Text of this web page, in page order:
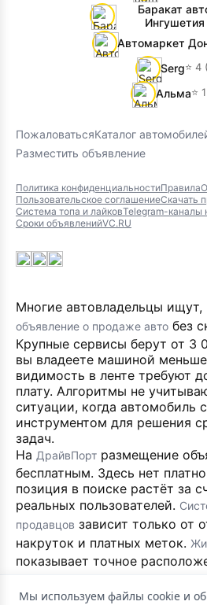
Баракат
Ингушетия
Автомаркет
Serg⭐ 4
Альма⭐
ПожаловатьсяКаталог
Разместить объявление
Политика конфиденциальностиПравила
Пользовательское соглашениеСкачать
Система топа и лайковTelegram-каналы
Сроки объявленийVC.RU
Многие автовладельцы ищут,
объявление о продаже авто без
Крупные сервисы берут от 3
вы владеете машиной
видимость в ленте требуют
плату. Алгоритмы не
ситуации, когда автомобиль
инструментом для решения
задач.
На ДрайвПорт размещение
бесплатным. Здесь нет
позиция в поиске растёт за
реальных пользователей.
продавцов зависит только от
накруток и платных меток.
показывает точное
продавца.
Мы используем файлы cookie и